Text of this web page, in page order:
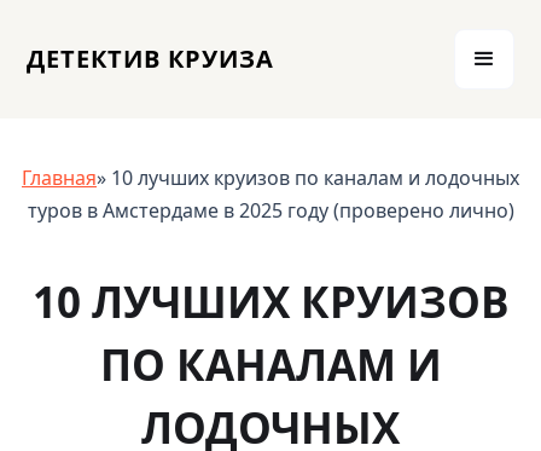
ДЕТЕКТИВ КРУИЗА
Главная» 10 лучших круизов по каналам и лодочных
туров в Амстердаме в 2025 году (проверено лично)
10 ЛУЧШИХ КРУИЗОВ
ПО КАНАЛАМ И
ЛОДОЧНЫХ